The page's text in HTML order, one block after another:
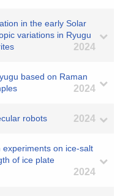
in the early Solar
variations in Ryugu
2024
based on Raman
2024
robots 2024
on ice-salt
of ice plate
2024